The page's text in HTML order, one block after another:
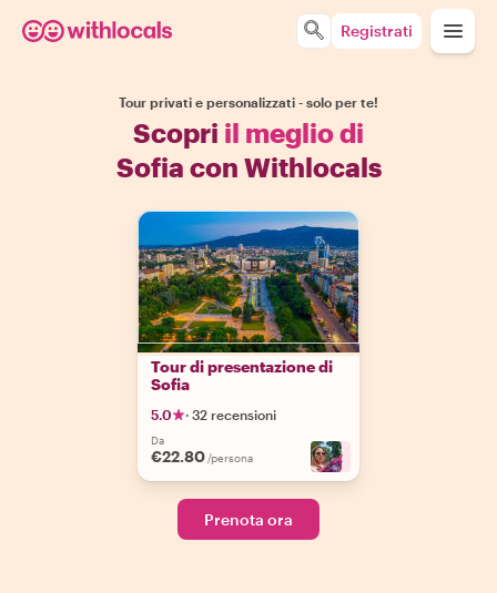
Registrati
Tour privati e personalizzati - solo per te!
Scopri il meglio di
Sofia con Withlocals
Tour di presentazione di
Sofia
5.0 · 32 recensioni
Da
€22.80 /persona +2
Prenota ora